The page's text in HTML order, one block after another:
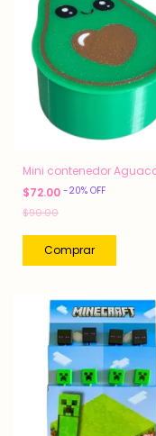
Mini contenedor
$72.00 -20% OFF
$90.00